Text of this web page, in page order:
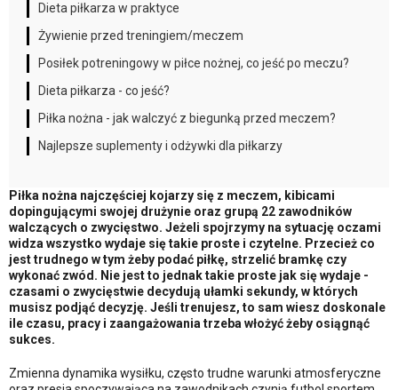
Dieta piłkarza w praktyce
Żywienie przed treningiem/meczem
Posiłek potreningowy w piłce nożnej, co jeść po meczu?
Dieta piłkarza - co jeść?
Piłka nożna - jak walczyć z biegunką przed meczem?
Najlepsze suplementy i odżywki dla piłkarzy
Piłka nożna najczęściej kojarzy się z meczem, kibicami
dopingującymi swojej drużynie oraz grupą 22 zawodników
walczących o zwycięstwo. Jeżeli spojrzymy na sytuację oczami
widza wszystko wydaje się takie proste i czytelne. Przecież co
jest trudnego w tym żeby podać piłkę, strzelić bramkę czy
wykonać zwód. Nie jest to jednak takie proste jak się wydaje -
czasami o zwycięstwie decydują ułamki sekundy, w których
musisz podjąć decyzję. Jeśli trenujesz, to sam wiesz doskonale
ile czasu, pracy i zaangażowania trzeba włożyć żeby osiągnąć
sukces.
Zmienna dynamika wysiłku, często trudne warunki atmosferyczne